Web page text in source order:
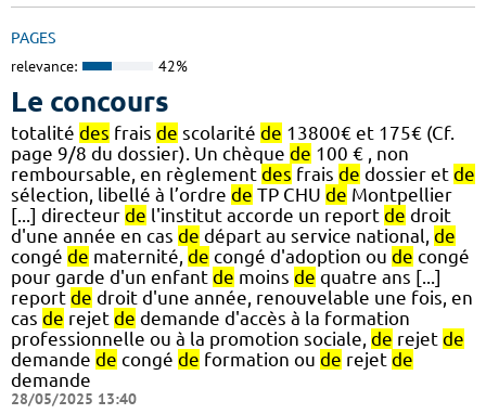
PAGES
relevance: 42%
Le concours
totalité des frais de scolarité de 13800€ et 175€ (Cf.
page 9/8 du dossier). Un chèque de 100 € , non
remboursable, en règlement des frais de dossier et de
sélection, libellé à l’ordre de TP CHU de Montpellier
[...] directeur de l'institut accorde un report de droit
d'une année en cas de départ au service national, de
congé de maternité, de congé d'adoption ou de congé
pour garde d'un enfant de moins de quatre ans [...]
report de droit d'une année, renouvelable une fois, en
cas de rejet de demande d'accès à la formation
professionnelle ou à la promotion sociale, de rejet de
demande de congé de formation ou de rejet de
demande
28/05/2025 13:40